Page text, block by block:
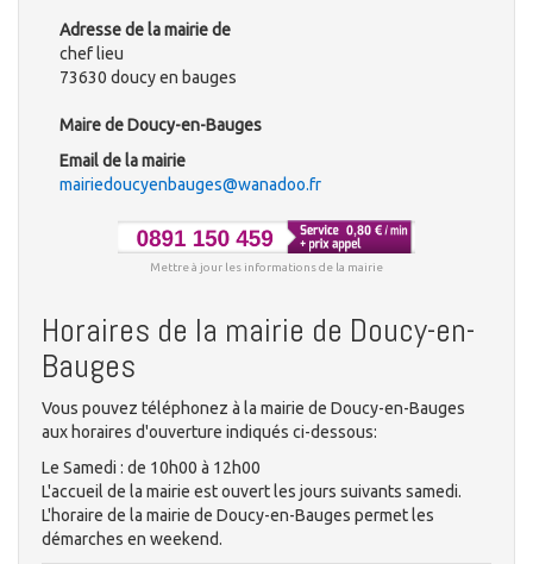
Adresse de la mairie de
chef lieu
73630 doucy en bauges
Maire de Doucy-en-Bauges
Email de la mairie
mairiedoucyenbauges@wanadoo.fr
Mettre à jour les informations de la mairie
Horaires de la mairie de Doucy-en-
Bauges
Vous pouvez téléphonez à la mairie de Doucy-en-Bauges
aux horaires d'ouverture indiqués ci-dessous:
Le Samedi : de 10h00 à 12h00
L'accueil de la mairie est ouvert les jours suivants samedi.
L'horaire de la mairie de Doucy-en-Bauges permet les
démarches en weekend.